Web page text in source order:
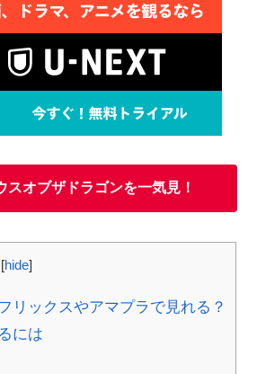
スオブザドラゴンを一気見！
[hide]
リックスやアマプラで見れる？
には